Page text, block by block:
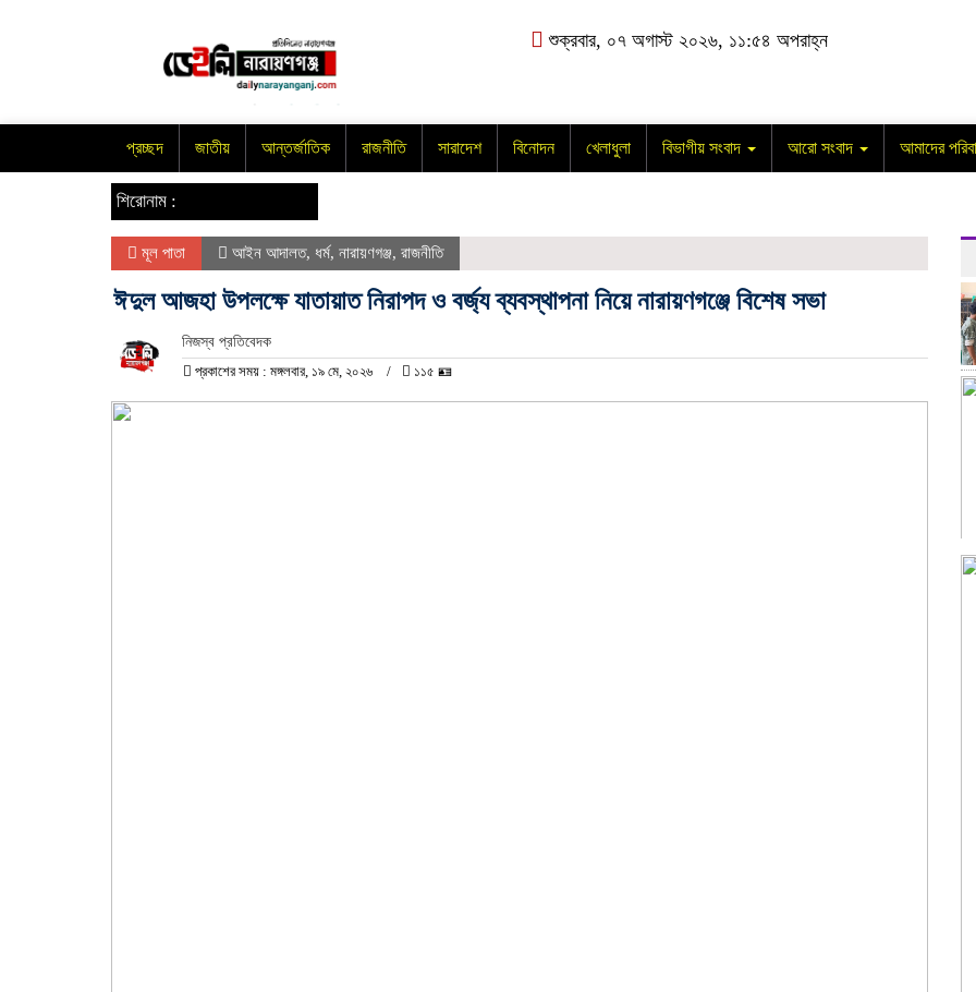
শুক্রবার, ০৭ অগাস্ট ২০২৬, ১১:৫৪ অপরাহ্ন
প্রচ্ছদ জাতীয় আন্তর্জাতিক রাজনীতি সারাদেশ বিনোদন খেলাধুলা বিভাগীয় সংবাদ আরো সংবাদ আমাদের
শিরোনাম :
মূল পাতা আইন আদালত, ধর্ম, নারায়ণগঞ্জ, রাজনীতি
ঈদুল আজহা উপলক্ষে যাতায়াত নিরাপদ ও বর্জ্য ব্যবস্থাপনা নিয়ে নারায়ণগঞ্জে বিশেষ সভা
নিজস্ব প্রতিবেদক
প্রকাশের সময় : মঙ্গলবার, ১৯ মে, ২০২৬
১১৫ 🪪